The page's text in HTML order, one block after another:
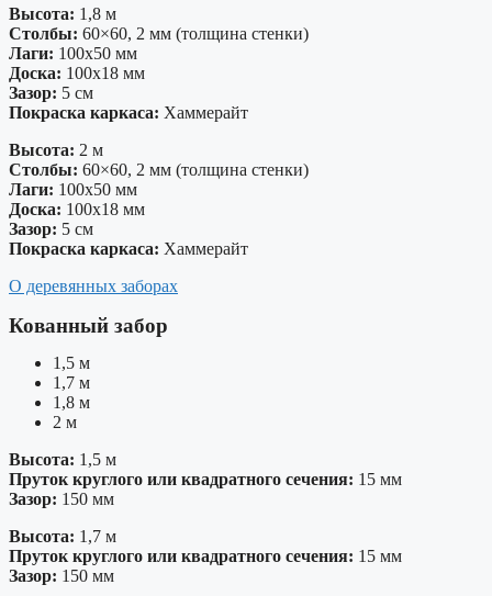
Высота: 1,8 м
Столбы: 60×60, 2 мм (толщина стенки)
Лаги: 100х50 мм
Доска: 100х18 мм
Зазор: 5 см
Покраска каркаса: Хаммерайт
Высота: 2 м
Столбы: 60×60, 2 мм (толщина стенки)
Лаги: 100х50 мм
Доска: 100х18 мм
Зазор: 5 см
Покраска каркаса: Хаммерайт
О деревянных заборах
Кованный забор
1,5 м
1,7 м
1,8 м
2 м
Высота: 1,5 м
Пруток круглого или квадратного сечения: 15 мм
Зазор: 150 мм
Высота: 1,7 м
Пруток круглого или квадратного сечения: 15 мм
Зазор: 150 мм